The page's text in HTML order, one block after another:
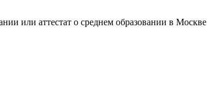
или аттестат о среднем образовании в Москве